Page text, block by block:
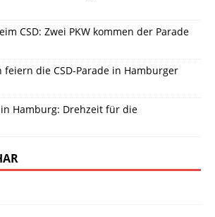
CSD: Zwei PKW kommen der Parade
feiern die CSD-Parade in Hamburger
Hamburg: Drehzeit für die